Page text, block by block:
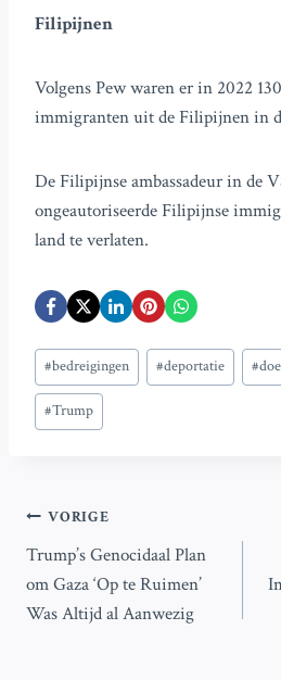
Filipijnen
Volgens Pew waren er in 2022
immigranten uit de Filipijnen in
De Filipijnse ambassadeur in de
ongeautoriseerde Filipijnse
land te verlaten.
Bericht
tags:
#bedreigingen #deportatie #
#Trump
Bericht
navigatie
VORIGE
Trump’s Genocidaal Plan
om Gaza ‘Op te Ruimen’
Was Altijd al Aanwezig